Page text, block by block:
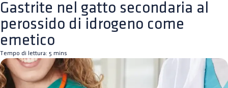
Gastrite nel gatto secondaria al
perossido di idrogeno come
emetico
Tempo di lettura: 5 mins